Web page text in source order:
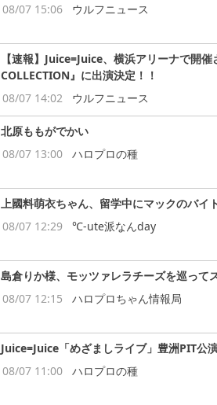
08/07 15:06
ウルフニュース
【速報】Juice=Juice、横浜アリーナで開
COLLECTION』に出演決定！！
08/07 14:02
ウルフニュース
北原ももがでかい
08/07 13:00
ハロプロの種
上國料萌衣ちゃん、留学中にマックのバ
08/07 12:29
℃-ute派なんday
島倉りか様、モッツァレラチーズを巡って
08/07 12:15
ハロプロちゃん情報局
Juice=Juice「めざましライブ」豊洲
08/07 11:00
ハロプロの種